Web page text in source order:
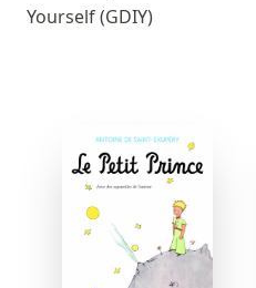
Yourself (GDIY)